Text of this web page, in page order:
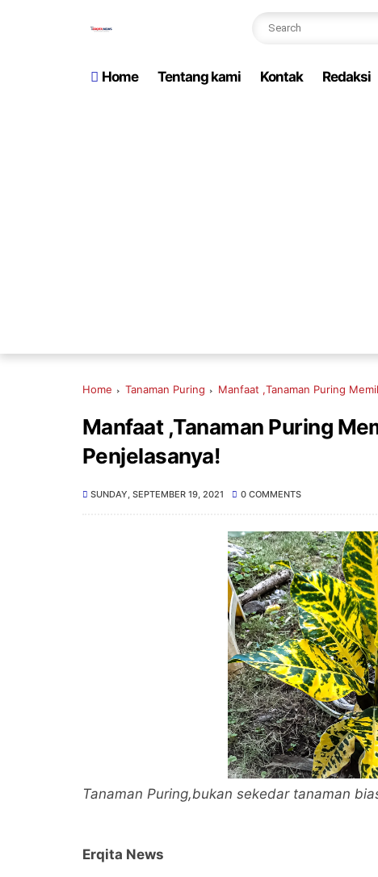
Home Tentang kami Kontak Redaksi
Home Tanaman Puring Manfaat ,Tanaman Puring
Manfaat ,Tanaman Puring
Penjelasanya!
SUNDAY, SEPTEMBER 19, 2021 0 COMMENTS
Tanaman Puring,bukan sekedar tanaman
Erqita News